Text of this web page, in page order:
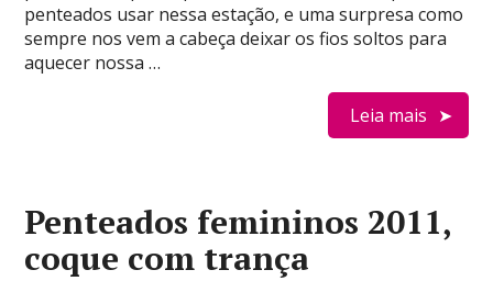
penteados usar nessa estação, e uma surpresa como
sempre nos vem a cabeça deixar os fios soltos para
aquecer nossa …
Leia mais
Penteados femininos 2011,
coque com trança